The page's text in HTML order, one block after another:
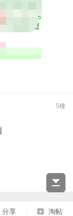
5楼
分享 淘帖